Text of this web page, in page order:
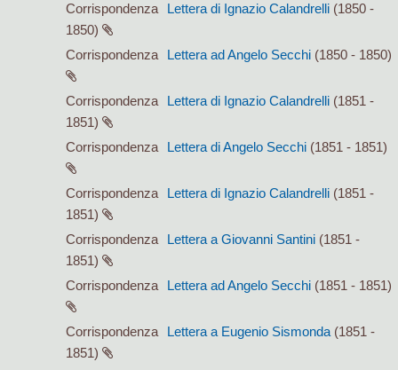
Corrispondenza
Lettera di Ignazio Calandrelli (1850 -
1850)
Corrispondenza
Lettera ad Angelo Secchi (1850 - 1850)
Corrispondenza Lettera di Ignazio Calandrelli (1851 -
1851)
Corrispondenza
Lettera di Angelo Secchi (1851 - 1851)
Corrispondenza Lettera di Ignazio Calandrelli (1851 -
1851)
Corrispondenza
Lettera a Giovanni Santini (1851 -
1851)
Corrispondenza
Lettera ad Angelo Secchi (1851 - 1851)
Corrispondenza Lettera a Eugenio Sismonda (1851 -
1851)